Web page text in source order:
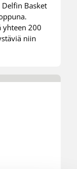
Basket
yhteen 200
niin